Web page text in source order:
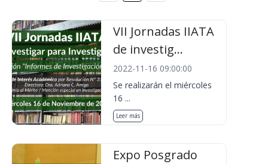
VII Jornadas IIATA
de investig...
2022-11-16 09:00:00
Se realizarán el miércoles
16 ...
Leer más
Expo Posgrado